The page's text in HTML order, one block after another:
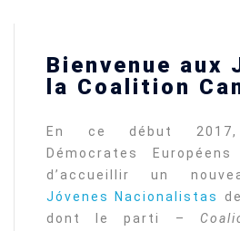
Bienvenue aux
la Coalition
En ce début
Démocrates
d’accueillir un
Jóvenes Nacionalistas
dont le parti –